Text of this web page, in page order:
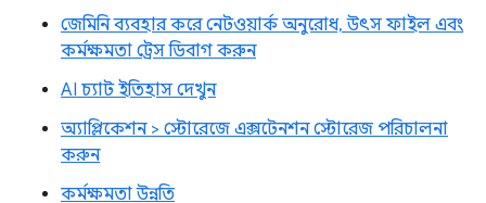
জেমিনি ব্যবহার করে নেটওয়ার্ক অনুরোধ, উৎস ফাইল এবং
কর্মক্ষমতা ট্রেস ডিবাগ করুন
AI চ্যাট ইতিহাস দেখুন
অ্যাপ্লিকেশন > স্টোরেজে এক্সটেনশন স্টোরেজ পরিচালনা
করুন
কর্মক্ষমতা উন্নতি